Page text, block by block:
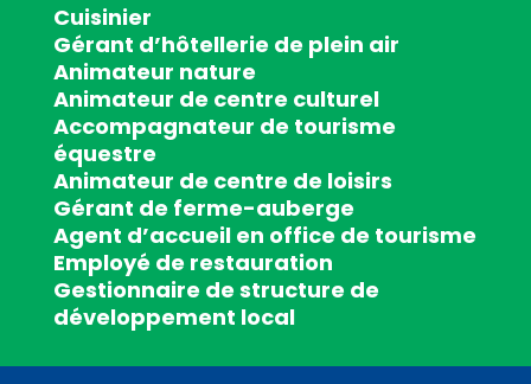
Cuisinier
Gérant d’hôtellerie de plein air
Animateur nature
Animateur de centre culturel
Accompagnateur de tourisme
équestre
Animateur de centre de loisirs
Gérant de ferme-auberge
Agent d’accueil en office de tourisme
Employé de restauration
Gestionnaire de structure de
développement local